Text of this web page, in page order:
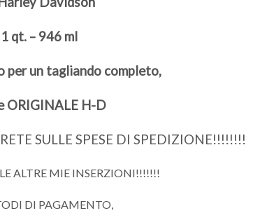
qt. – 946 ml
un tagliando completo,
ORIGINALE H-D
SULLE SPESE DI SPEDIZIONE!!!!!!!!
ALTRE MIE INSERZIONI!!!!!!!
DI PAGAMENTO,